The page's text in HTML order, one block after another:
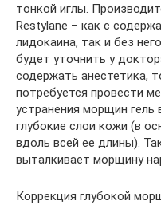
тонкой иглы.
Restylane – как с
лидокаина, так и без
будет уточнить у
содержать анестетика,
потребуется провести
устранения морщин гель
глубокие слои кожи (в
вдоль всей ее длины).
выталкивает морщину
Коррекция глубокой